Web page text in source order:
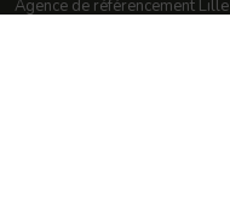
Agence de référencement Lille